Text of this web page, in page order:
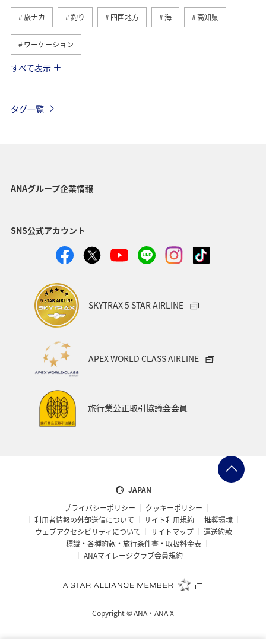
旅ナカ 釣り 四国地方 海 高知県
ワーケーション
冬 趣味
鹿児島県 飛行機 東京都 ライフ 仙台
関西地方 大分県
和歌山県 静岡県 ホテル
マダイ クロダイ
すべて表示
タグ一覧
ANAグループ企業情報
SNS公式アカウント
SKYTRAX 5 STAR AIRLINE
APEX WORLD CLASS AIRLINE
旅行業公正取引協議会会員
JAPAN
プライバシーポリシー
クッキーポリシー
利用者情報の外部送信について
サイト利用規約
推奨環境
ウェブアクセシビリティについて
サイトマップ
運送約款
標識・各種約款・旅行条件書・取扱料金表
ANAマイレージクラブ会員規約
Copyright ©ANA・ANA X